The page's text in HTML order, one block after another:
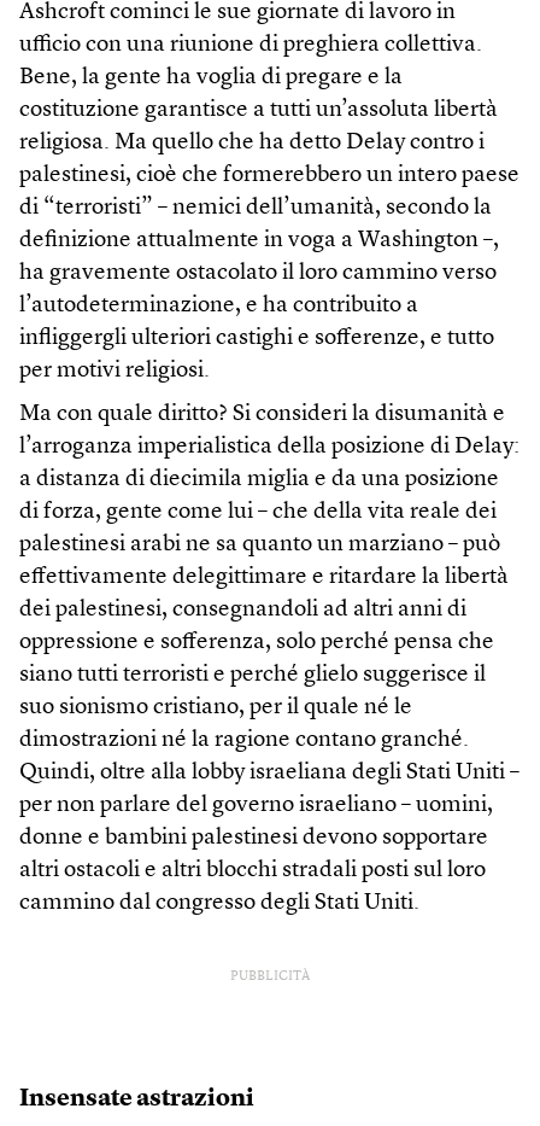
Ashcroft cominci le sue giornate di lavoro in
ufficio con una riunione di preghiera collettiva.
Bene, la gente ha voglia di pregare e la
costituzione garantisce a tutti un’assoluta libertà
religiosa. Ma quello che ha detto Delay contro i
palestinesi, cioè che formerebbero un intero paese
di “terroristi” – nemici dell’umanità, secondo la
definizione attualmente in voga a Washington –,
ha gravemente ostacolato il loro cammino verso
l’autodeterminazione, e ha contribuito a
infliggergli ulteriori castighi e sofferenze, e tutto
per motivi religiosi.
Ma con quale diritto? Si consideri la disumanità e
l’arroganza imperialistica della posizione di Delay:
a distanza di diecimila miglia e da una posizione
di forza, gente come lui – che della vita reale dei
palestinesi arabi ne sa quanto un marziano – può
effettivamente delegittimare e ritardare la libertà
dei palestinesi, consegnandoli ad altri anni di
oppressione e sofferenza, solo perché pensa che
siano tutti terroristi e perché glielo suggerisce il
suo sionismo cristiano, per il quale né le
dimostrazioni né la ragione contano granché.
Quindi, oltre alla lobby israeliana degli Stati Uniti –
per non parlare del governo israeliano – uomini,
donne e bambini palestinesi devono sopportare
altri ostacoli e altri blocchi stradali posti sul loro
cammino dal congresso degli Stati Uniti.
PUBBLICITÀ
Insensate astrazioni